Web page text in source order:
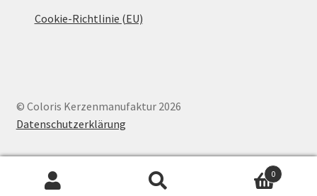
Cookie-Richtlinie (EU)
© Coloris Kerzenmanufaktur 2026
Datenschutzerklärung
0